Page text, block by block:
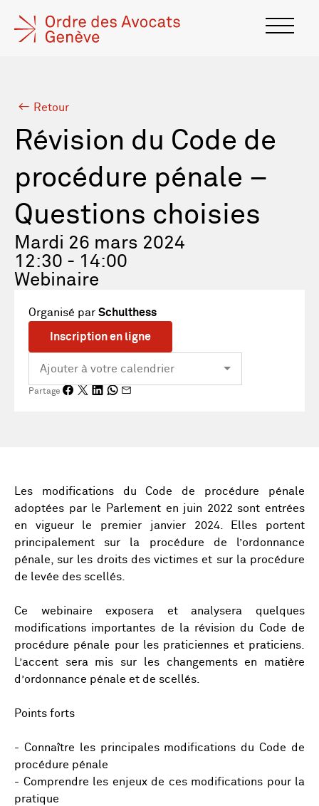
Retour
Révision du Code de
procédure pénale –
Questions choisies
Mardi 26 mars 2024
12:30 - 14:00
Webinaire
Organisé par Schulthess
Inscription en ligne
Partage
Les modifications du Code de procédure pénale
adoptées par le Parlement en juin 2022 sont entrées
en vigueur le premier janvier 2024. Elles portent
principalement sur la procédure de l’ordonnance
pénale, sur les droits des victimes et sur la procédure
de levée des scellés.
Ce webinaire exposera et analysera quelques
modifications importantes de la révision du Code de
procédure pénale pour les praticiennes et praticiens.
L’accent sera mis sur les changements en matière
d’ordonnance pénale et de scellés.
Points forts
- Connaître les principales modifications du Code de
procédure pénale
- Comprendre les enjeux de ces modifications pour la
pratique